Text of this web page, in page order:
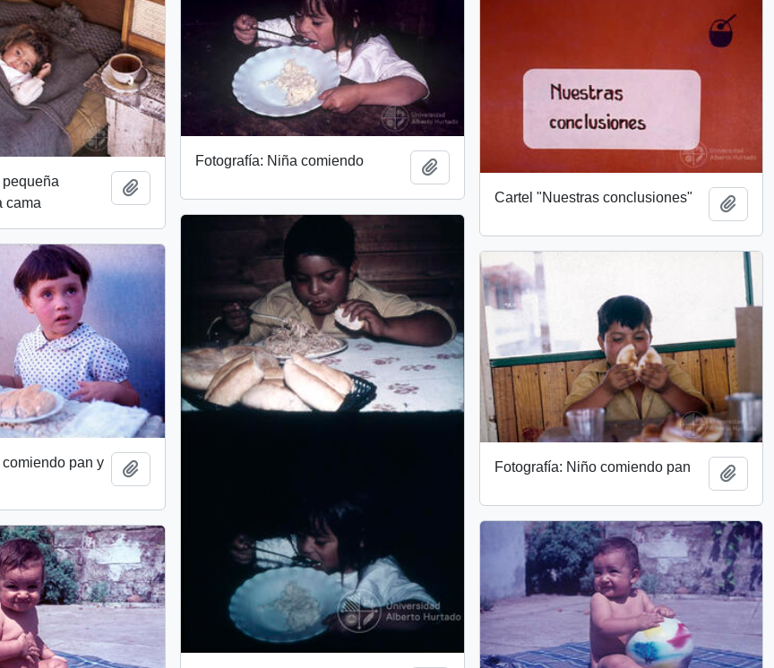
Fotografía: Niña comiendo
Add to clipboard
cama
Cartel "Nuestras conclusiones" Add
pan y
Fotografía: Niño comiendo pan Add